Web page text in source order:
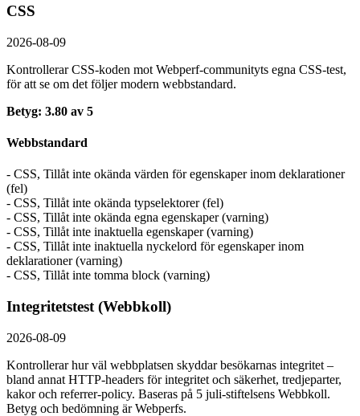
CSS
2026-08-09
Kontrollerar CSS-koden mot Webperf-communityts egna CSS-test,
för att se om det följer modern webbstandard.
Betyg: 3.80 av 5
Webbstandard
- CSS, Tillåt inte okända värden för egenskaper inom deklarationer
(fel)
- CSS, Tillåt inte okända typselektorer (fel)
- CSS, Tillåt inte okända egna egenskaper (varning)
- CSS, Tillåt inte inaktuella egenskaper (varning)
- CSS, Tillåt inte inaktuella nyckelord för egenskaper inom
deklarationer (varning)
- CSS, Tillåt inte tomma block (varning)
Integritetstest (Webbkoll)
2026-08-09
Kontrollerar hur väl webbplatsen skyddar besökarnas integritet –
bland annat HTTP-headers för integritet och säkerhet, tredjeparter,
kakor och referrer-policy. Baseras på 5 juli-stiftelsens Webbkoll.
Betyg och bedömning är Webperfs.